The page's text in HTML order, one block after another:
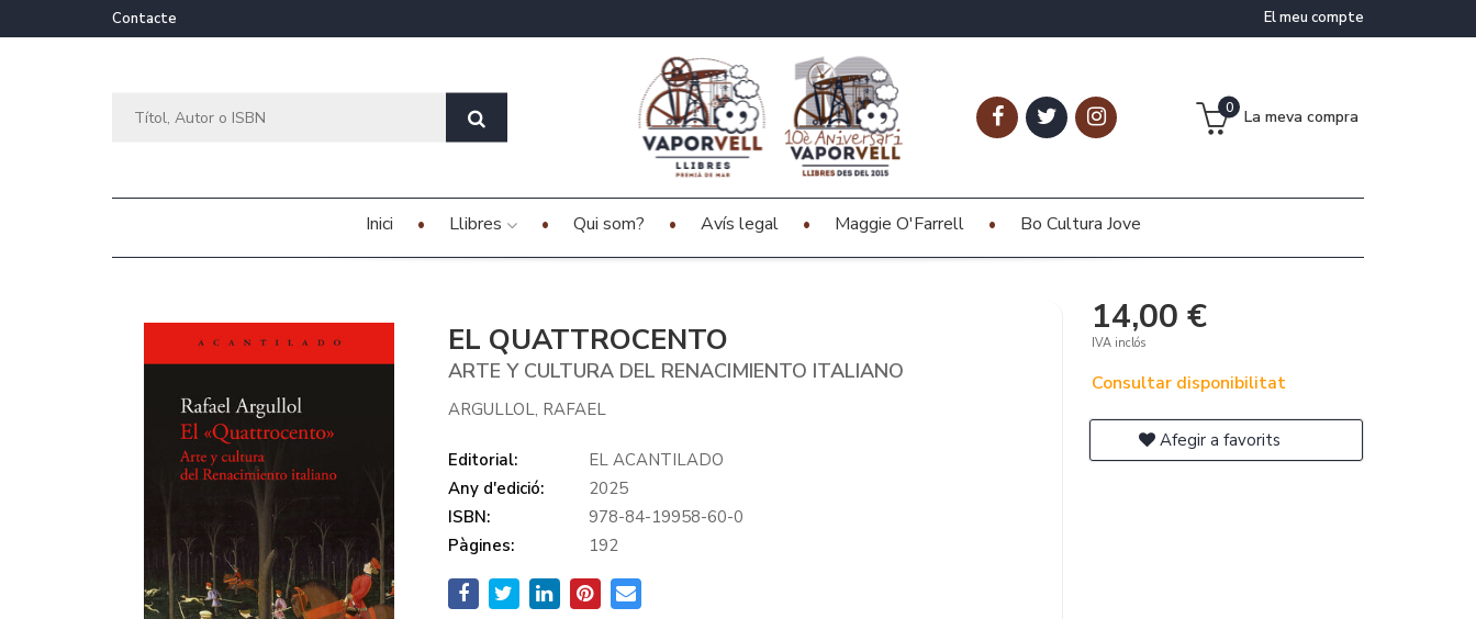
El meu compte
Contacte
La meva compra
0
Inici Llibres Qui som? Avís legal Maggie O'Farrell Bo Cultura Jove
EL QUATTROCENTO
ARTE Y CULTURA DEL RENACIMIENTO ITALIANO
ARGULLOL, RAFAEL
Editorial:
EL ACANTILADO
Any d'edició:
2025
ISBN:
978-84-19958-60-0
Pàgines:
192
14,00 €
IVA inclós
Consultar disponibilitat
Afegir a favorits